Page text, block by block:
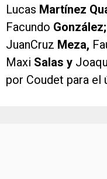
Lucas Martínez
Facundo González;
JuanCruz Meza,
Maxi Salas y
por Coudet para